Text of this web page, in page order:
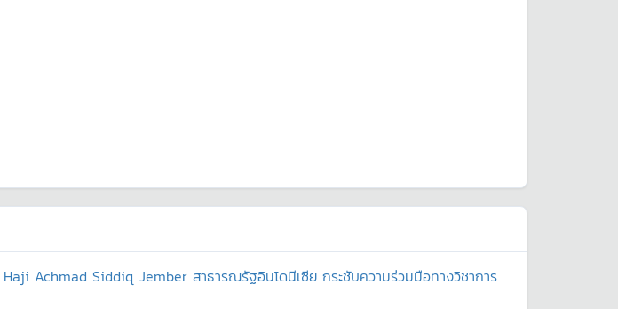
Achmad Siddiq Jember สาธารณรัฐอินโดนีเซีย กระชับความร่วมมือทางวิชาการ